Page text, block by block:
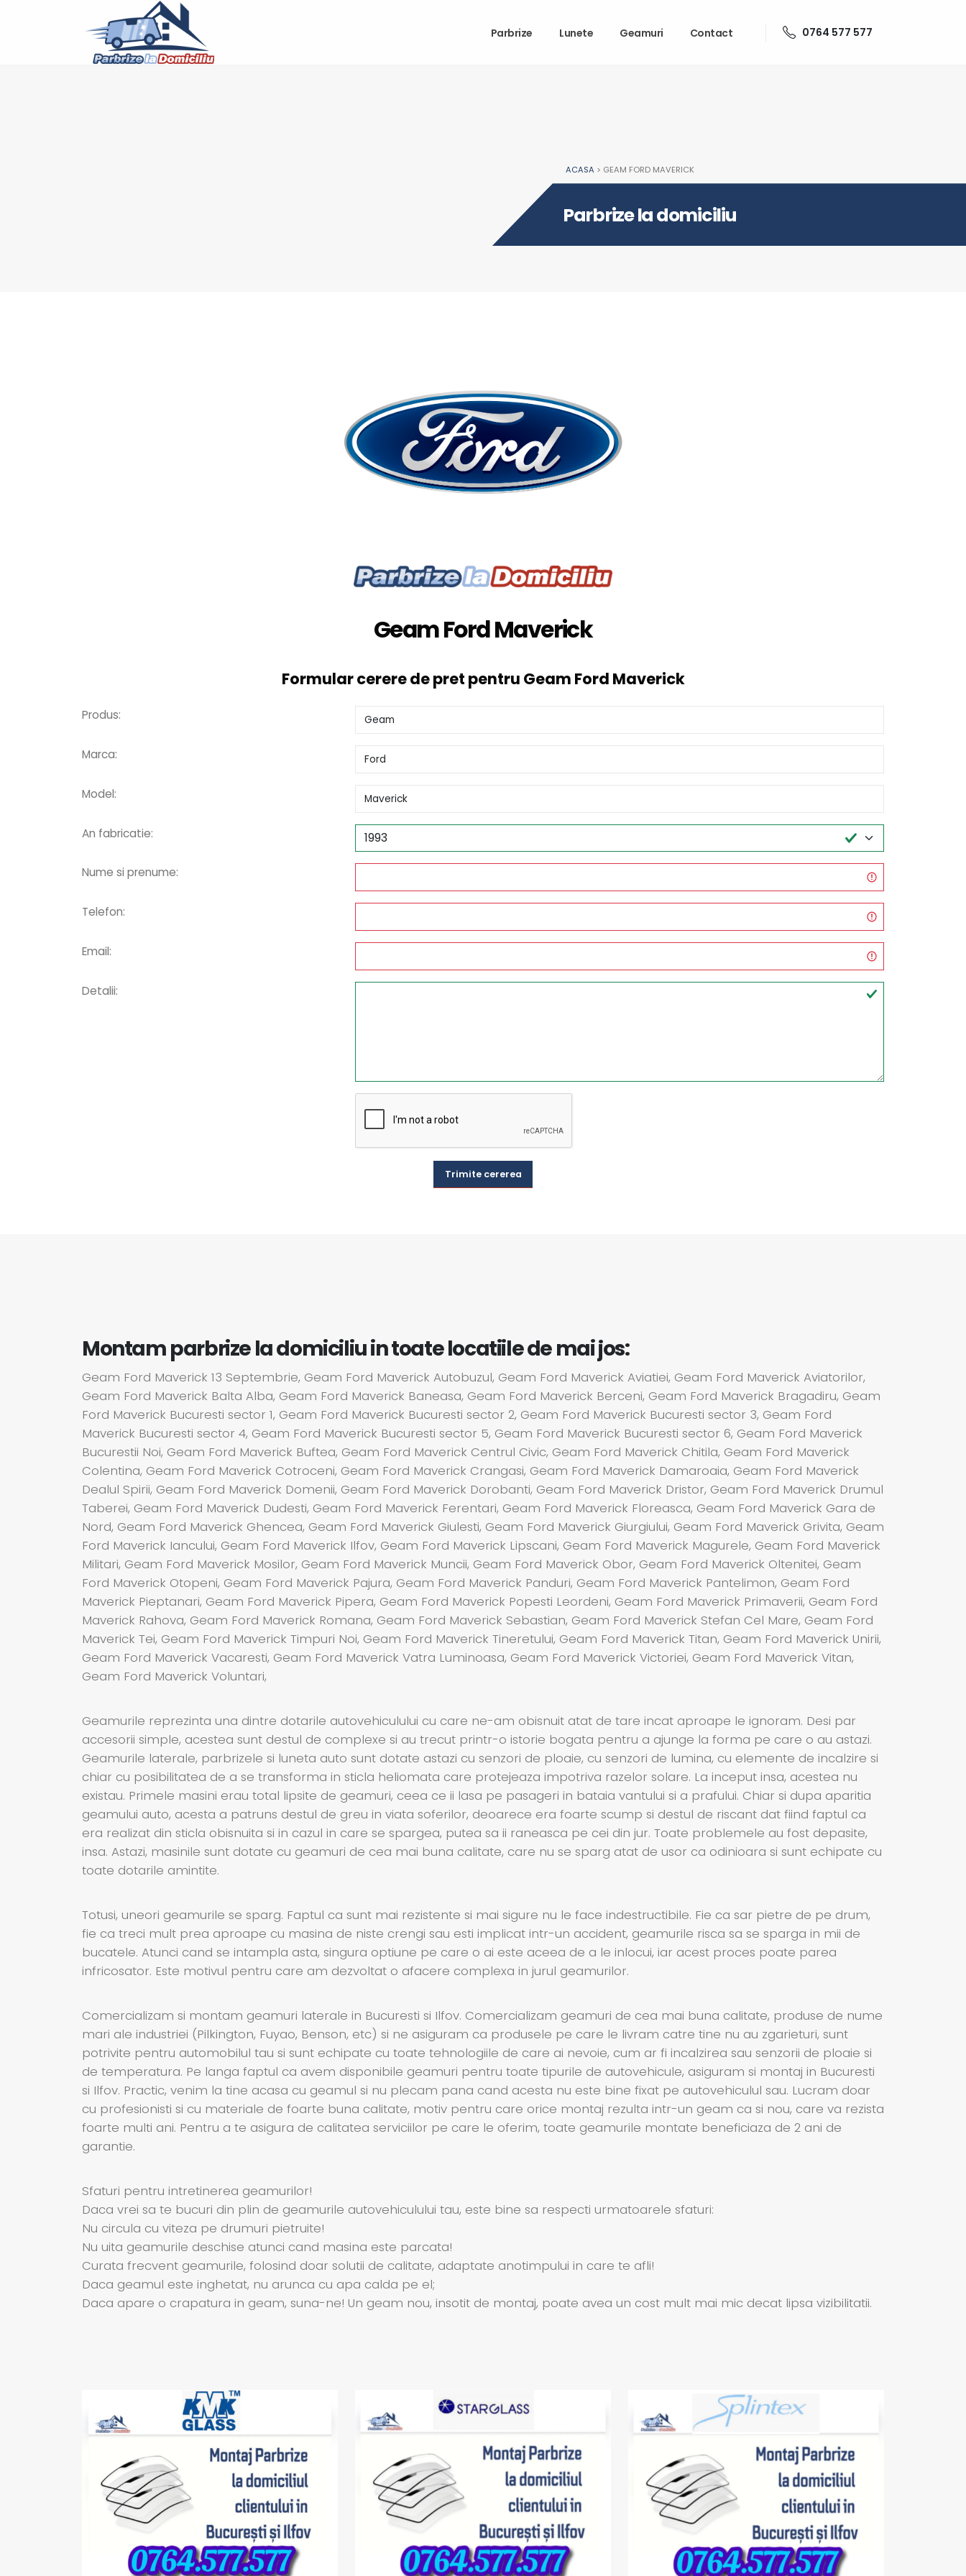
Parbrize Lunete Geamuri Contact 0764 577 577
ACASA > GEAM FORD MAVERICK
Parbrize la domiciliu
Geam Ford Maverick
Formular cerere de pret pentru Geam Ford Maverick
Produs:
Marca:
Model:
An fabricatie:
Nume si prenume:
Telefon:
Email:
Detalii:
Trimite cererea
Montam parbrize la domiciliu in toate locatiile de mai jos:
Geam Ford Maverick 13 Septembrie, Geam Ford Maverick Autobuzul, Geam Ford Maverick Aviatiei, Geam Ford Maverick Aviatorilor,
Geam Ford Maverick Balta Alba, Geam Ford Maverick Baneasa, Geam Ford Maverick Berceni, Geam Ford Maverick Bragadiru, Geam
Ford Maverick Bucuresti sector 1, Geam Ford Maverick Bucuresti sector 2, Geam Ford Maverick Bucuresti sector 3, Geam Ford
Maverick Bucuresti sector 4, Geam Ford Maverick Bucuresti sector 5, Geam Ford Maverick Bucuresti sector 6, Geam Ford Maverick
Bucurestii Noi, Geam Ford Maverick Buftea, Geam Ford Maverick Centrul Civic, Geam Ford Maverick Chitila, Geam Ford Maverick
Colentina, Geam Ford Maverick Cotroceni, Geam Ford Maverick Crangasi, Geam Ford Maverick Damaroaia, Geam Ford Maverick
Dealul Spirii, Geam Ford Maverick Domenii, Geam Ford Maverick Dorobanti, Geam Ford Maverick Dristor, Geam Ford Maverick Drumul
Taberei, Geam Ford Maverick Dudesti, Geam Ford Maverick Ferentari, Geam Ford Maverick Floreasca, Geam Ford Maverick Gara de
Nord, Geam Ford Maverick Ghencea, Geam Ford Maverick Giulesti, Geam Ford Maverick Giurgiului, Geam Ford Maverick Grivita, Geam
Ford Maverick Iancului, Geam Ford Maverick Ilfov, Geam Ford Maverick Lipscani, Geam Ford Maverick Magurele, Geam Ford Maverick
Militari, Geam Ford Maverick Mosilor, Geam Ford Maverick Muncii, Geam Ford Maverick Obor, Geam Ford Maverick Oltenitei, Geam
Ford Maverick Otopeni, Geam Ford Maverick Pajura, Geam Ford Maverick Panduri, Geam Ford Maverick Pantelimon, Geam Ford
Maverick Pieptanari, Geam Ford Maverick Pipera, Geam Ford Maverick Popesti Leordeni, Geam Ford Maverick Primaverii, Geam Ford
Maverick Rahova, Geam Ford Maverick Romana, Geam Ford Maverick Sebastian, Geam Ford Maverick Stefan Cel Mare, Geam Ford
Maverick Tei, Geam Ford Maverick Timpuri Noi, Geam Ford Maverick Tineretului, Geam Ford Maverick Titan, Geam Ford Maverick Unirii,
Geam Ford Maverick Vacaresti, Geam Ford Maverick Vatra Luminoasa, Geam Ford Maverick Victoriei, Geam Ford Maverick Vitan,
Geam Ford Maverick Voluntari,
Geamurile reprezinta una dintre dotarile autovehiculului cu care ne-am obisnuit atat de tare incat aproape le ignoram. Desi par
accesorii simple, acestea sunt destul de complexe si au trecut printr-o istorie bogata pentru a ajunge la forma pe care o au astazi.
Geamurile laterale, parbrizele si luneta auto sunt dotate astazi cu senzori de ploaie, cu senzori de lumina, cu elemente de incalzire si
chiar cu posibilitatea de a se transforma in sticla heliomata care protejeaza impotriva razelor solare. La inceput insa, acestea nu
existau. Primele masini erau total lipsite de geamuri, ceea ce ii lasa pe pasageri in bataia vantului si a prafului. Chiar si dupa aparitia
geamului auto, acesta a patruns destul de greu in viata soferilor, deoarece era foarte scump si destul de riscant dat fiind faptul ca
era realizat din sticla obisnuita si in cazul in care se spargea, putea sa ii raneasca pe cei din jur. Toate problemele au fost depasite,
insa. Astazi, masinile sunt dotate cu geamuri de cea mai buna calitate, care nu se sparg atat de usor ca odinioara si sunt echipate cu
toate dotarile amintite.
Totusi, uneori geamurile se sparg. Faptul ca sunt mai rezistente si mai sigure nu le face indestructibile. Fie ca sar pietre de pe drum,
fie ca treci mult prea aproape cu masina de niste crengi sau esti implicat intr-un accident, geamurile risca sa se sparga in mii de
bucatele. Atunci cand se intampla asta, singura optiune pe care o ai este aceea de a le inlocui, iar acest proces poate parea
infricosator. Este motivul pentru care am dezvoltat o afacere complexa in jurul geamurilor.
Comercializam si montam geamuri laterale in Bucuresti si Ilfov. Comercializam geamuri de cea mai buna calitate, produse de nume
mari ale industriei (Pilkington, Fuyao, Benson, etc) si ne asiguram ca produsele pe care le livram catre tine nu au zgarieturi, sunt
potrivite pentru automobilul tau si sunt echipate cu toate tehnologiile de care ai nevoie, cum ar fi incalzirea sau senzorii de ploaie si
de temperatura. Pe langa faptul ca avem disponibile geamuri pentru toate tipurile de autovehicule, asiguram si montaj in Bucuresti
si Ilfov. Practic, venim la tine acasa cu geamul si nu plecam pana cand acesta nu este bine fixat pe autovehiculul sau. Lucram doar
cu profesionisti si cu materiale de foarte buna calitate, motiv pentru care orice montaj rezulta intr-un geam ca si nou, care va rezista
foarte multi ani. Pentru a te asigura de calitatea serviciilor pe care le oferim, toate geamurile montate beneficiaza de 2 ani de
garantie.
Sfaturi pentru intretinerea geamurilor!
Daca vrei sa te bucuri din plin de geamurile autovehiculului tau, este bine sa respecti urmatoarele sfaturi:
Nu circula cu viteza pe drumuri pietruite!
Nu uita geamurile deschise atunci cand masina este parcata!
Curata frecvent geamurile, folosind doar solutii de calitate, adaptate anotimpului in care te afli!
Daca geamul este inghetat, nu arunca cu apa calda pe el;
Daca apare o crapatura in geam, suna-ne! Un geam nou, insotit de montaj, poate avea un cost mult mai mic decat lipsa vizibilitatii.